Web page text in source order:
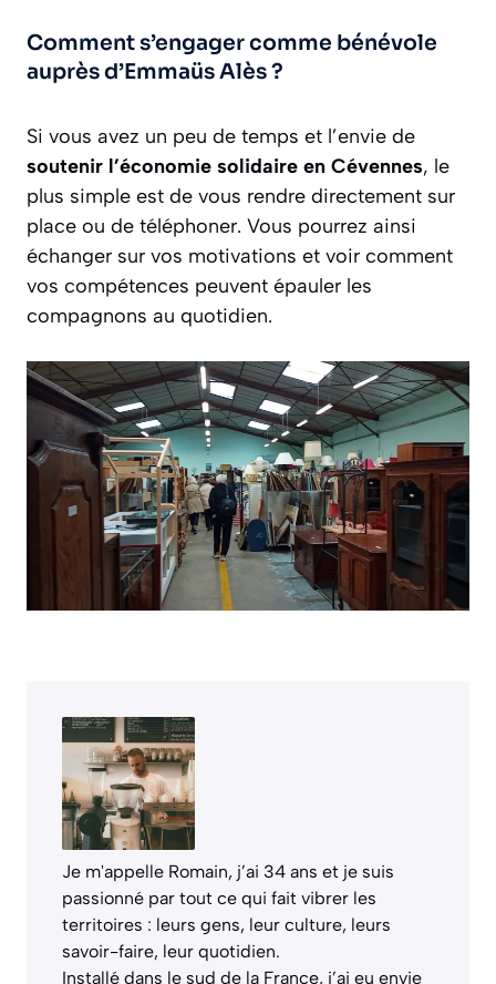
Comment s’engager comme bénévole
auprès d’Emmaüs Alès ?
Si vous avez un peu de temps et l’envie de
soutenir l’économie solidaire en Cévennes, le
plus simple est de vous rendre directement sur
place ou de téléphoner. Vous pourrez ainsi
échanger sur vos motivations et voir comment
vos compétences peuvent épauler les
compagnons au quotidien.
Je m'appelle Romain, j’ai 34 ans et je suis
passionné par tout ce qui fait vibrer les
territoires : leurs gens, leur culture, leurs
savoir-faire, leur quotidien.
Installé dans le sud de la France, j’ai eu envie